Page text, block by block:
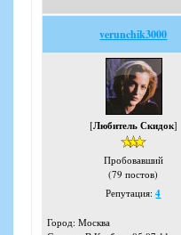
verunchik3000
[Любитель Скидок]
Пробовавший
(79 постов)
Репутация:4
Город: Москва